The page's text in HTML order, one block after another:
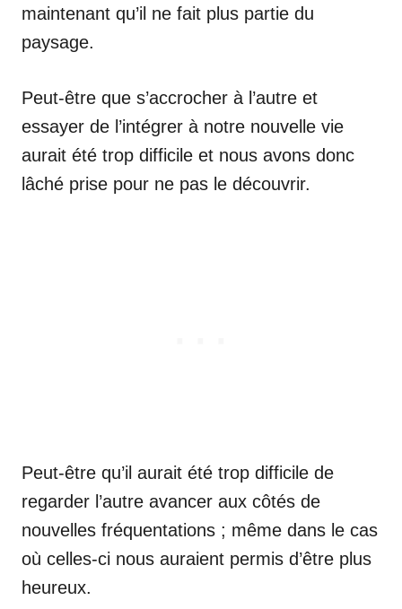
maintenant qu’il ne fait plus partie du
paysage.
Peut-être que s’accrocher à l’autre et
essayer de l’intégrer à notre nouvelle vie
aurait été trop difficile et nous avons donc
lâché prise pour ne pas le découvrir.
Peut-être qu’il aurait été trop difficile de
regarder l’autre avancer aux côtés de
nouvelles fréquentations ; même dans le cas
où celles-ci nous auraient permis d’être plus
heureux.